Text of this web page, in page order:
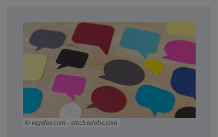
vegefox.com – stock.adobe.com